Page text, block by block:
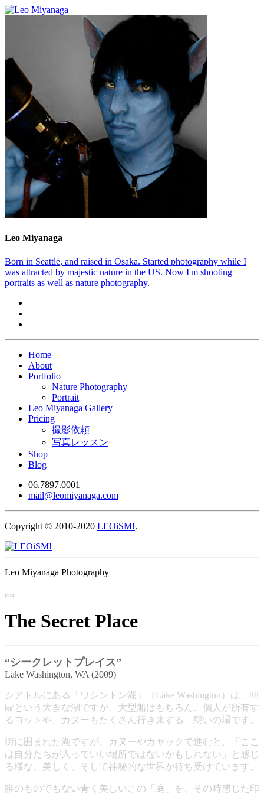
Leo Miyanaga
Born in Seattle, and raised in Osaka. Started photography while I
was attracted by majestic nature in the US. Now I'm shooting
portraits as well as nature photography.
Home
About
Portfolio
Nature Photography
Portrait
Leo Miyanaga Gallery
Pricing
撮影依頼
写真レッスン
Shop
Blog
06.7897.0001
mail@leomiyanaga.com
Copyright © 2010-2020 LEOiSM!.
Leo Miyanaga Photography
The Secret Place
“シークレットプレイス”
Lake Washington, WA (2009)
シアトルにある「ワシントン湖」（Lake Washington）は、 88
㎢という大きな湖ですが、大型船はもちろん、個人が所有す
るヨットや、カヌーもたくさん行き来する、憩いの場です。
街に囲まれた湖ですが、カヌーやカヤックで進むと、「ここ
は自分たちが入っていい場所ではないかもしれない」と感じ
る様な、美しく、そして神秘的な世界が待ち受けています。
誰のものでもない青く美しいこの「庭」を、その時感じた印